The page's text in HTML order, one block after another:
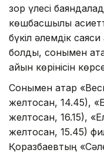
зор үлесі
көшбасшылық
бүкіл әлемдік
болды, сонымен
айқын көрінісін
Сонымен қатар
желтоқсан, 14.45),
желтоқсан, 16.15),
желтоқсан, 15.45)
Қоразбаевтың